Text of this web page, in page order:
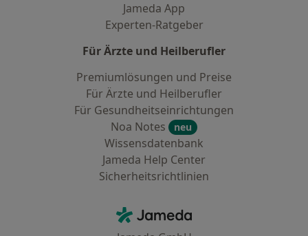
Jameda App
Experten-Ratgeber
Für Ärzte und Heilberufler
Premiumlösungen und Preise
Für Ärzte und Heilberufler
Für Gesundheitseinrichtungen
Noa Notes
neu
Wissensdatenbank
Jameda Help Center
Sicherheitsrichtlinien
Jameda - Startseite